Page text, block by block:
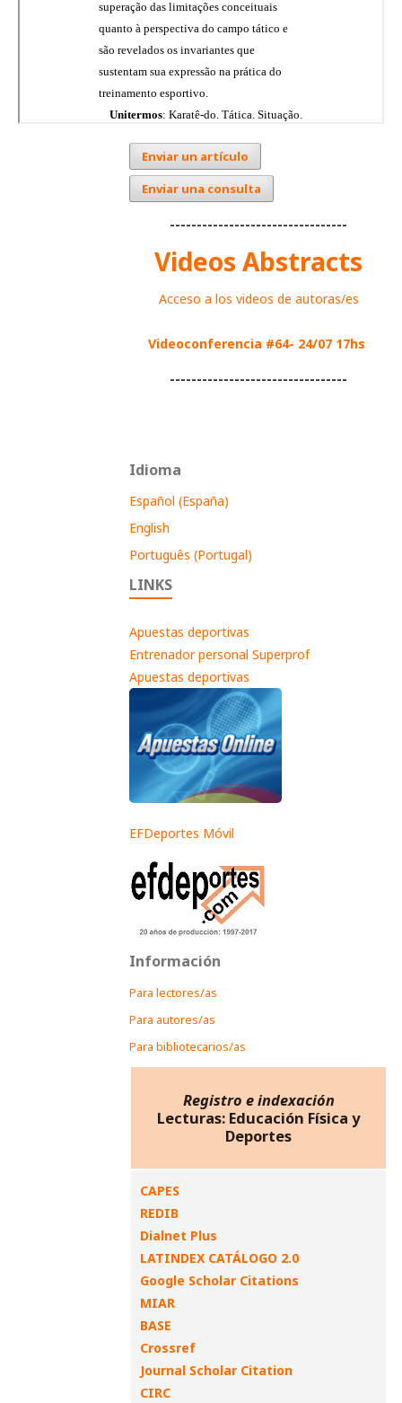
Enviar un artículo
Enviar una consulta
---------------------------------
Videos Abstracts
Acceso a los videos de autoras/es
Videoconferencia #64- 24/07 17hs
---------------------------------
Idioma
Español (España)
English
Português (Portugal)
LINKS
Apuestas deportivas
Entrenador personal Superprof
Apuestas deportivas
EFDeportes Móvil
Información
Para lectores/as
Para autores/as
Para bibliotecarios/as
Registro e indexación
Lecturas: Educación Física y
Deportes
CAPES
REDIB
Dialnet Plus
LATINDEX CATÁLOGO 2.0
Google Scholar Citations
MIAR
BASE
Crossref
Journal Scholar Citation
CIRC